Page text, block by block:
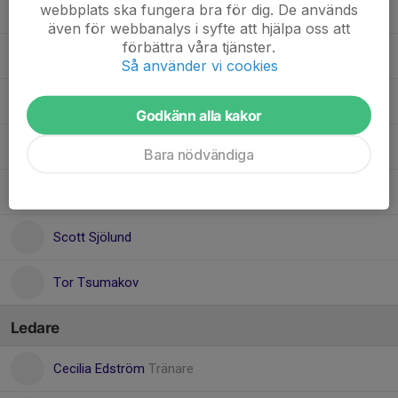
Holger Zakrisson
Ivan Bychenko
Dolt namn
Magnus Schüler
Scott Sjölund
Tor Tsumakov
Ledare
Cecilia Edström Tränare
webbplats ska fungera bra för dig. De används
även för webbanalys i syfte att hjälpa oss att
förbättra våra tjänster.
Så använder vi cookies
Godkänn alla kakor
Bara nödvändiga